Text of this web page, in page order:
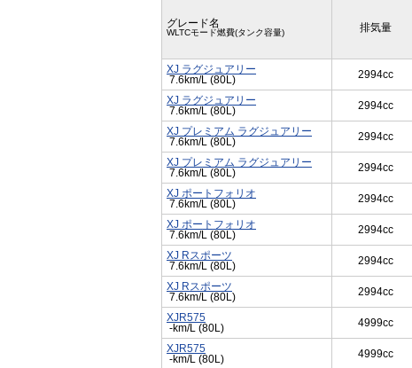
グレード名
WLTCモード燃費(タンク容量) 排気量
XJ ラグジュアリー
7.6km/L (80L)
2994cc
XJ ラグジュアリー
7.6km/L (80L)
2994cc
XJ プレミアム ラグジュアリー
7.6km/L (80L)
2994cc
XJ プレミアム ラグジュアリー
7.6km/L (80L)
2994cc
XJ ポートフォリオ
7.6km/L (80L)
2994cc
XJ ポートフォリオ
7.6km/L (80L)
2994cc
XJ Rスポーツ
7.6km/L (80L)
2994cc
XJ Rスポーツ
7.6km/L (80L)
2994cc
XJR575
-km/L (80L)
4999cc
XJR575
-km/L (80L)
4999cc